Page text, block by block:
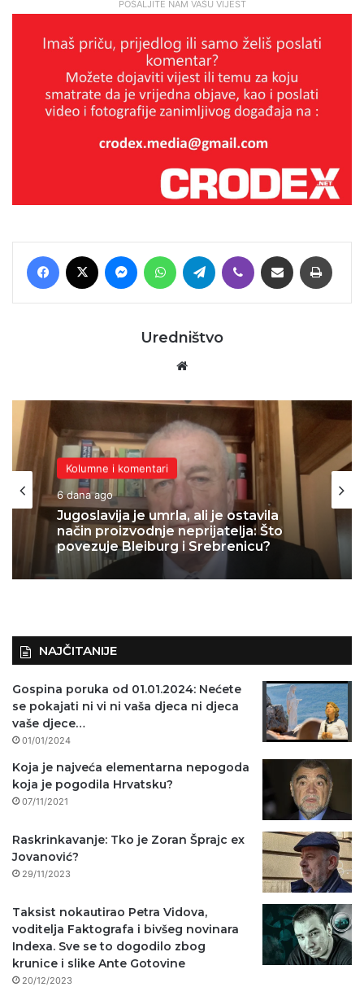
POŠALJITE NAM VAŠU VIJEST
Facebook MessengerWhatsAppTelegram Viber Podijeli putem E-maila
Uredništvo
Kolumne i komentari
6 dana ago
povezuje Bleiburg i Srebrenicu?
Kolumne i komentari
1 tjedan ago
KAKVA VREMENA: J.K. Rowling
otvorila centar za pomoć silovanim
ženama, Amnesty ga proglasio
“problematičnim”
NAJČITANIJE
Gospina poruka od 01.01.2024: Nećete
se pokajati ni vi ni vaša djeca ni djeca
vaše djece…
01/01/2024
Koja je najveća elementarna nepogoda
koja je pogodila Hrvatsku?
07/11/2021
Raskrinkavanje: Tko je Zoran Šprajc ex
Jovanović?
29/11/2023
Taksist nokautirao Petra Vidova,
voditelja Faktografa i bivšeg novinara
Indexa. Sve se to dogodilo zbog
krunice i slike Ante Gotovine
20/12/2023